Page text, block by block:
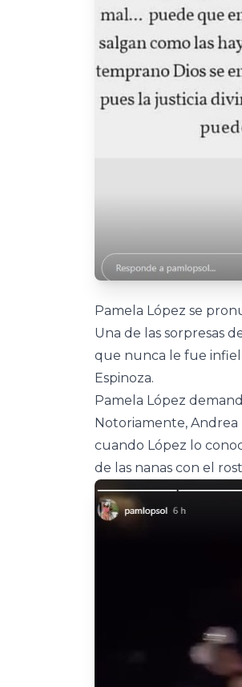
Pamela López se
Una de las sorpresas
que nunca le fue infiel
Espinoza.
Pamela López
Notoriamente, Andrea
cuando López lo
de las nanas con el